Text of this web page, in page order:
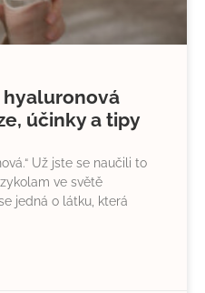
účinky a tipy
Už jste se naučili to
ve světě
jedná o látku, která